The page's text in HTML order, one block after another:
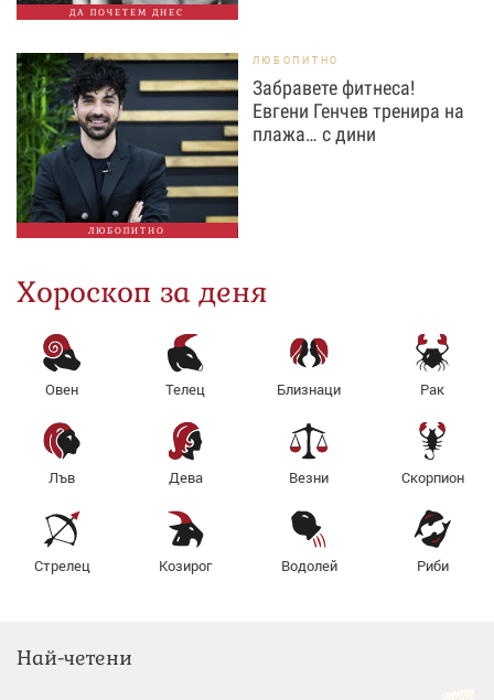
ДА ПОЧЕТЕМ ДНЕС
ЛЮБОПИТНО
ЛЮБОПИТНО
Забравете фитнеса!
Евгени Генчев тренира на
плажа… с дини
Хороскоп за деня
Овен Телец Близнаци Рак
Лъв Дева Везни Скорпион
Стрелец Козирог Водолей Риби
Най-четени